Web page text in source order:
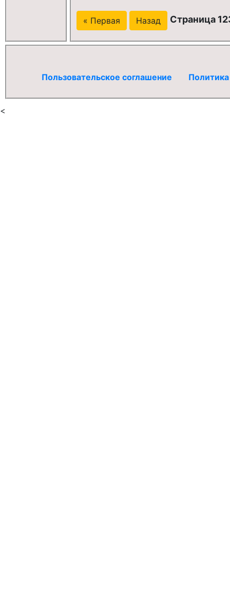
« Первая Назад Страница
Пользовательское соглашение
<